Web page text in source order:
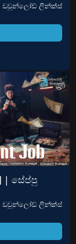
ඩවුන්ලෝඩ් ලින්ක්ස්
| සේප්පු
ඩවුන්ලෝඩ් ලින්ක්ස්